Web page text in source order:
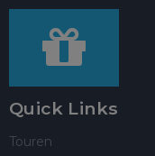
Quick Links
Touren